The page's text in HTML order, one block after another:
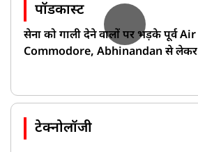
पॉडकास्ट
सेना को गाली देने वालों पर भड़के पूर्व Air
Commodore, Abhinandan से लेकर
टेक्नोलॉजी